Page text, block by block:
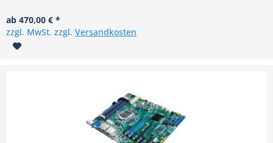
ab 470,00 € *
zzgl. MwSt. zzgl.Versandkosten